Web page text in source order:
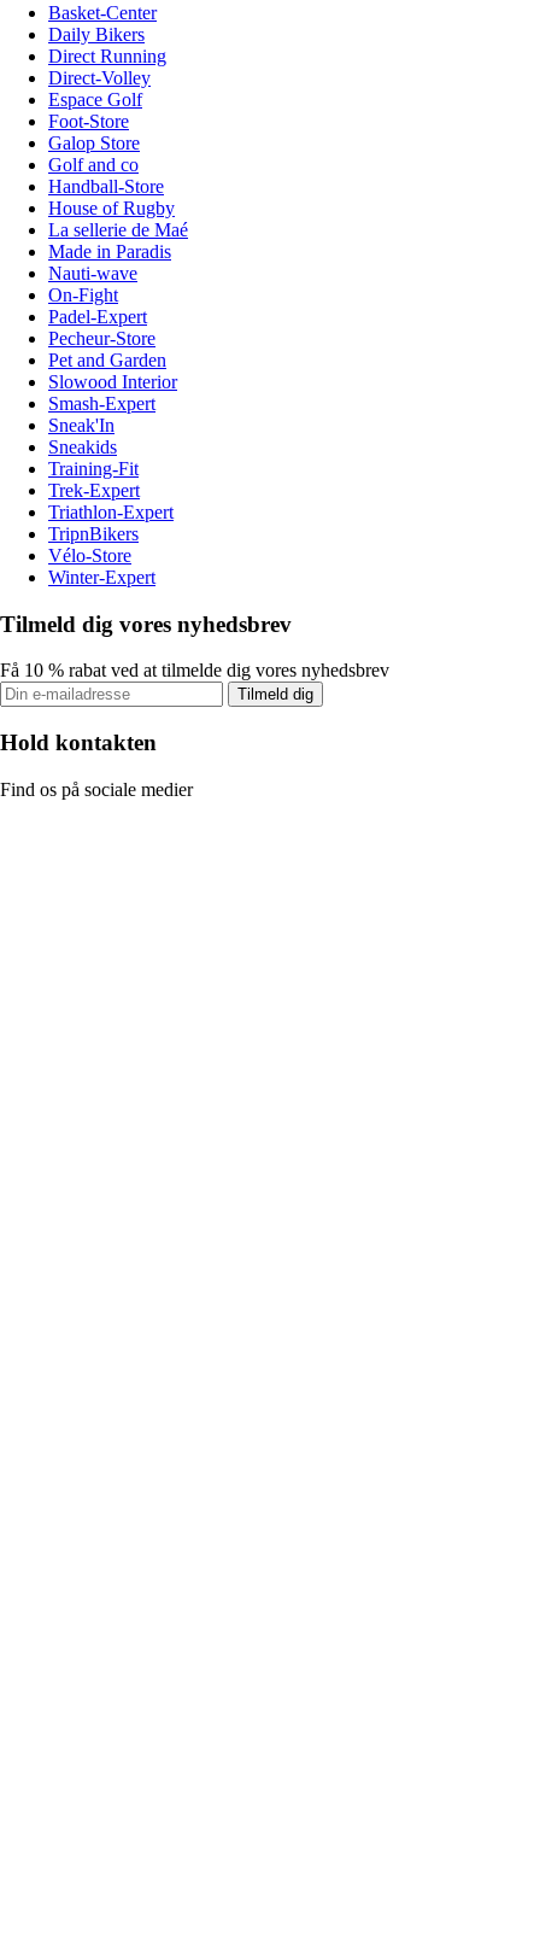
Basket-Center
Daily Bikers
Direct Running
Direct-Volley
Espace Golf
Foot-Store
Galop Store
Golf and co
Handball-Store
House of Rugby
La sellerie de Maé
Made in Paradis
Nauti-wave
On-Fight
Padel-Expert
Pecheur-Store
Pet and Garden
Slowood Interior
Smash-Expert
Sneak'In
Sneakids
Training-Fit
Trek-Expert
Triathlon-Expert
TripnBikers
Vélo-Store
Winter-Expert
Tilmeld dig vores nyhedsbrev
Få 10 % rabat ved at tilmelde dig vores nyhedsbrev
Tilmeld dig
Hold kontakten
Find os på sociale medier